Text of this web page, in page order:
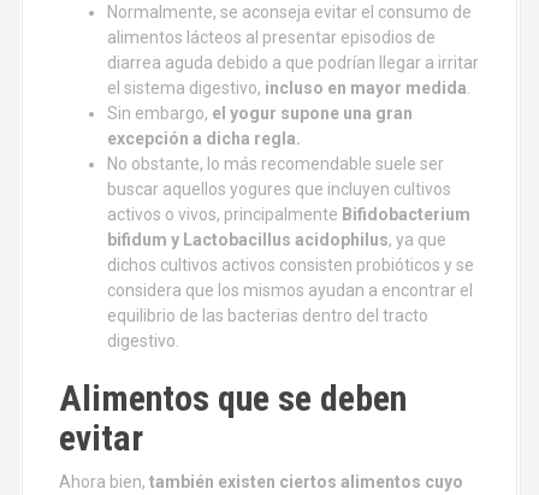
Normalmente, se aconseja evitar el consumo de
alimentos lácteos al presentar episodios de
diarrea aguda debido a que podrían llegar a irritar
el sistema digestivo, incluso en mayor medida
Sin embargo, el yogur supone una gran
excepción a dicha regla.
No obstante, lo más recomendable suele ser
buscar aquellos yogures que incluyen cultivos
activos o vivos, principalmente Bifidobacterium
bifidum y Lactobacillus acidophilus, ya que
dichos cultivos activos consisten probióticos y se
considera que los mismos ayudan a encontrar el
equilibrio de las bacterias dentro del tracto
digestivo.
Alimentos que se deben
evitar
Ahora bien, también existen ciertos alimentos cuyo